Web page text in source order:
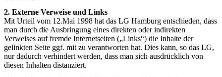
2. Externe Verweise und Links
Mit Urteil vom 12.Mai 1998 hat das LG Hamburg entschieden, dass
man durch die Ausbringung eines direkten oder indirekten
Verweises auf fremde Internetseiten („Links“) die Inhalte der
gelinkten Seite ggf. mit zu verantworten hat. Dies kann, so das LG,
nur dadurch verhindert werden, dass man sich ausdrücklich von
diesen Inhalten distanziert.